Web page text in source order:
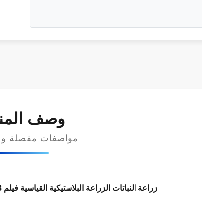
وصف
مواصفات مفصلة
زراعة النباتات الزراعة البلاستيكية القياسية فيلم 8 م 60 م بي فيلم واحد تمتد الدفيئة